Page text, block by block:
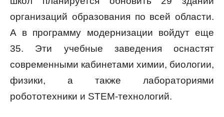
организаций образования по всей области.
А в программу модернизации войдут еще
35. Эти учебные заведения оснастят
современными кабинетами химии, биологии,
физики, а также лабораториями
робототехники и STEM-технологий.